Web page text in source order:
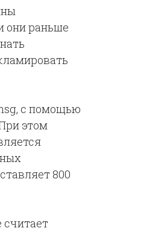
они раньше
с помощью
этом
800
считает